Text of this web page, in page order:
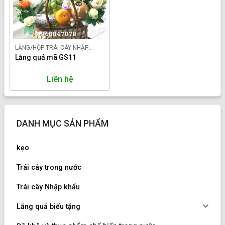
LẴNG/HỘP TRÁI CÂY NHẬP
KHẨU
Lẵng quả mã GS11
Liên hệ
DANH MỤC SẢN PHẨM
kẹo
Trái cây trong nước
Trái cây Nhập khẩu
Lẵng quả biếu tặng